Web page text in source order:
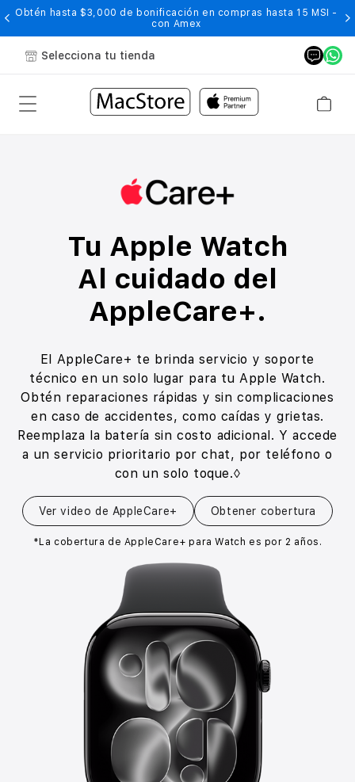
Obtén hasta $3,000 de bonificación en compras hasta 15 MSI -
con Amex
Selecciona tu tienda
Tu Apple Watch
Al cuidado del
AppleCare+.
El AppleCare+ te brinda servicio y soporte
técnico en un solo lugar para tu Apple Watch.
Obtén reparaciones rápidas y sin complicaciones
en caso de accidentes, como caídas y grietas.
Reemplaza la batería sin costo adicional. Y accede
a un servicio prioritario por chat, por teléfono o
con un solo toque.◊
Ver video de AppleCare+ Obtener cobertura
*La cobertura de AppleCare+ para Watch es por 2 años.